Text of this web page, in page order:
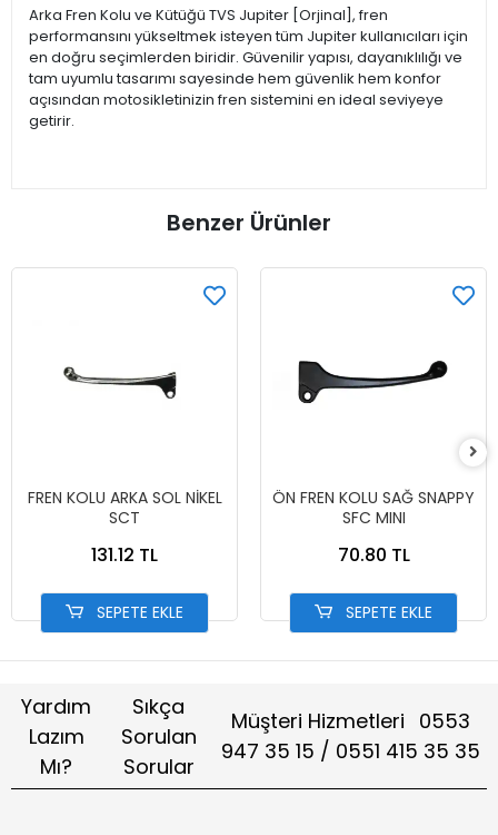
Arka Fren Kolu ve Kütüğü TVS Jupiter [Orjinal], fren
performansını yükseltmek isteyen tüm Jupiter kullanıcıları için
en doğru seçimlerden biridir. Güvenilir yapısı, dayanıklılığı ve
tam uyumlu tasarımı sayesinde hem güvenlik hem konfor
açısından motosikletinizin fren sistemini en ideal seviyeye
getirir.
Benzer Ürünler
FREN KOLU ARKA SOL NİKEL
SCT
131.12 TL
SEPETE EKLE
ÖN FREN KOLU SAĞ SNAPPY
SFC MINI
70.80 TL
SEPETE EKLE
Yardım
Lazım
Mı?
Sıkça
Sorulan
Sorular
Müşteri Hizmetleri 0553
947 35 15 / 0551 415 35 35